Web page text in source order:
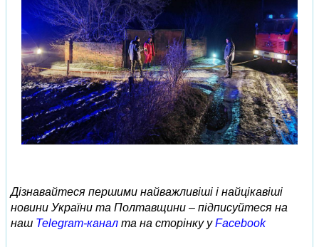
Дізнавайтеся першими найважливіші і найцікавіші
новини України та Полтавщини – підписуйтеся на
наш Telegram-канал та на сторінку уFacebook